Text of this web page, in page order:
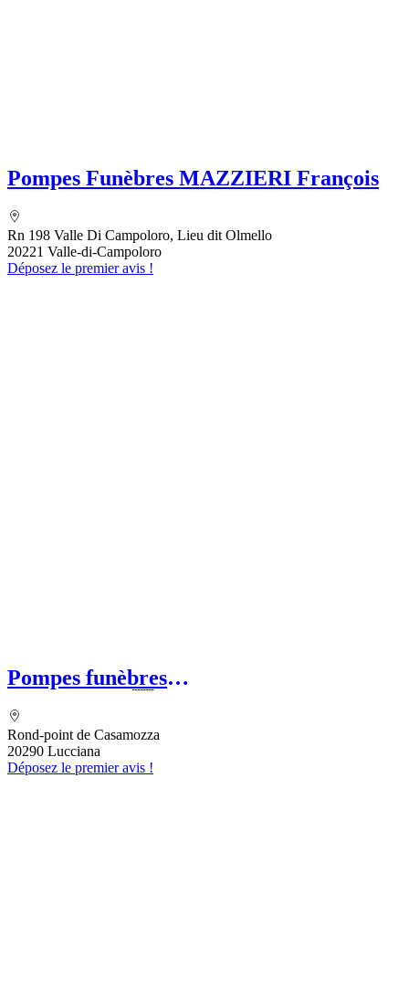
Pompes Funèbres MAZZIERI François
Rn 198 Valle Di Campoloro, Lieu dit Olmello
20221 Valle-di-Campoloro
Déposez le premier avis !
Pompes funèbres
Rond-point de Casamozza
20290 Lucciana
Déposez le premier avis !